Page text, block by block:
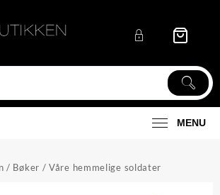
MENU
/ Bøker / Våre hemmelige soldater